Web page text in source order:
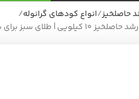
حاصلخیز انواع کودهای گرانوله
برای شکوفایی باغ و مزرعه شما